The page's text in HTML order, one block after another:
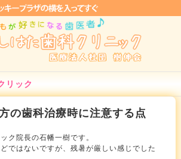
リック
の歯科治療時に注意する点
ク院長の石幡一樹です。
ではないですが、残暑が厳しい感じでした